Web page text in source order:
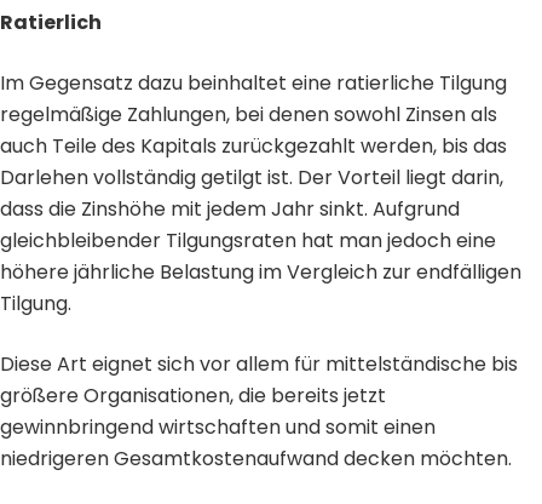
Ratierlich
Im Gegensatz dazu beinhaltet eine ratierliche Tilgung
regelmäßige Zahlungen, bei denen sowohl Zinsen als
auch Teile des Kapitals zurückgezahlt werden, bis das
Darlehen vollständig getilgt ist. Der Vorteil liegt darin,
dass die Zinshöhe mit jedem Jahr sinkt. Aufgrund
gleichbleibender Tilgungsraten hat man jedoch eine
höhere jährliche Belastung im Vergleich zur endfälligen
Tilgung.
Diese Art eignet sich vor allem für mittelständische bis
größere Organisationen, die bereits jetzt
gewinnbringend wirtschaften und somit einen
niedrigeren Gesamtkostenaufwand decken möchten.